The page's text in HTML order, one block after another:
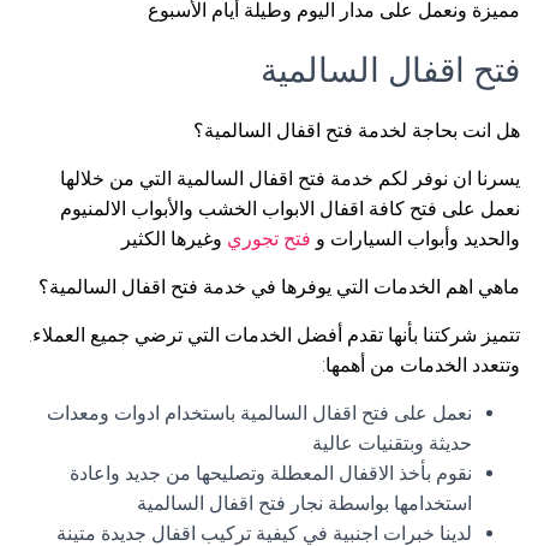
مميزة ونعمل على مدار اليوم وطيلة أيام الأسبوع
فتح اقفال السالمية
هل انت بحاجة لخدمة فتح اقفال السالمية؟
يسرنا ان نوفر لكم خدمة فتح اقفال السالمية التي من خلالها
نعمل على فتح كافة اقفال الابواب الخشب والأبواب الالمنيوم
والحديد وأبواب السيارات و فتح تجوري وغيرها الكثير
ماهي اهم الخدمات التي يوفرها في خدمة فتح اقفال السالمية؟
تتميز شركتنا بأنها تقدم أفضل الخدمات التي ترضي جميع العملاء.
وتتعدد الخدمات من أهمها:
نعمل على فتح اقفال السالمية باستخدام ادوات ومعدات
حديثة وبتقنيات عالية
نقوم بأخذ الاقفال المعطلة وتصليحها من جديد واعادة
استخدامها بواسطة نجار فتح اقفال السالمية
لدينا خبرات اجنبية في كيفية تركيب اقفال جديدة متينة